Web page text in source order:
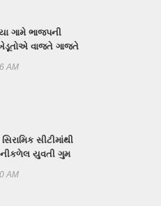
ગામે ભાજપની
વાજતે ગાજતે
AM
સીટીમાંથી
યુવતી ગુમ
AM